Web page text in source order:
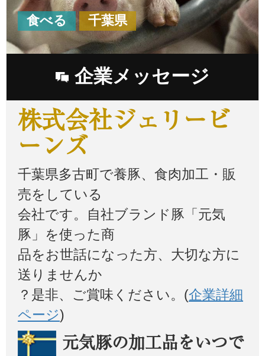
企業メッセージ
食べる 千葉県
株式会社ジェリービ
ーンズ
千葉県多古町で養豚、食肉加工・販
売をしている
会社です。自社ブランド豚「元気
豚」を使った商
品をお世話になった方、大切な方に
送りませんか
？是非、ご賞味ください。(企業詳細
ページ)
元気豚の加工品をいつで